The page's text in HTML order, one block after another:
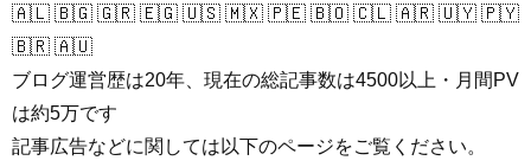
🇦🇱 🇧🇬 🇬🇷 🇪🇬 🇺🇸 🇲🇽 🇵🇪 🇧🇴 🇨🇱 🇦🇷 🇺🇾 🇵🇾
🇧🇷 🇦🇺
ブログ運営歴は20年、現在の総記事数は4500以上・月間PV
は約5万です
記事広告などに関しては以下のページをご覧ください。